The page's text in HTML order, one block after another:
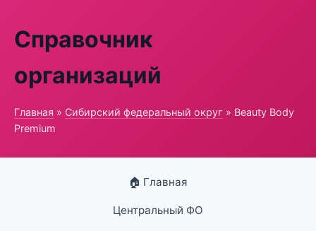
Справочник
организаций
Главная » Сибирский федеральный округ » Beauty Body
Premium
🏠 Главная
Центральный ФО